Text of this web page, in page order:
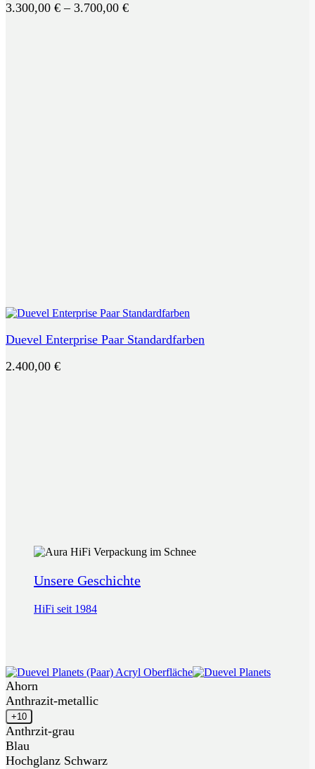
Unsere Geschichte
HiFi seit 1984
3.300,00 € – 3.700,00 €Preisspanne:
Duevel Enterprise Paar Standardfarben
2.400,00 €
Ahorn
Anthrazit-metallic
+10
Anthrzit-grau
Blau
Hochglanz Schwarz